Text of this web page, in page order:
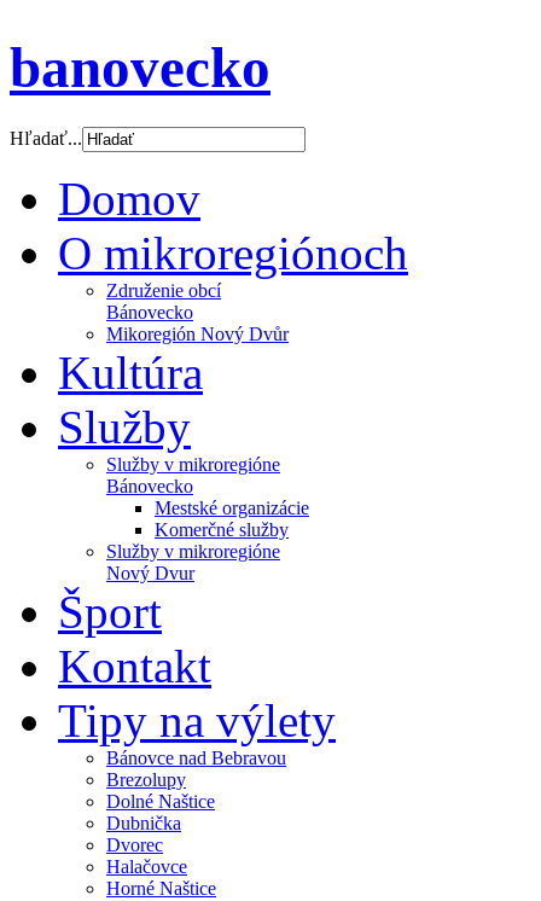
banovecko
Hľadať...
Domov
O mikroregiónoch
Združenie obcí
Bánovecko
Mikoregión Nový Dvůr
Kultúra
Služby
Služby v mikroregióne
Bánovecko
Mestské organizácie
Komerčné služby
Služby v mikroregióne
Nový Dvur
Šport
Kontakt
Tipy na výlety
Bánovce nad Bebravou
Brezolupy
Dolné Naštice
Dubnička
Dvorec
Halačovce
Horné Naštice